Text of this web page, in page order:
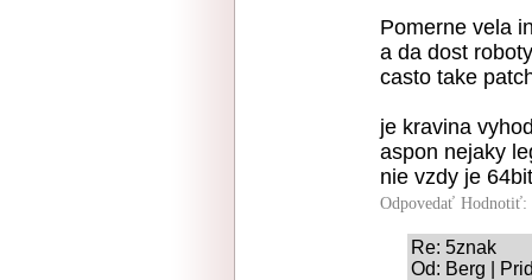
Pomerne vela
a da dost
casto take
je kravina
aspon nejaky
nie vzdy je
Odpovedať Hodnotiť:
Re: 5znak
Od: Berg |